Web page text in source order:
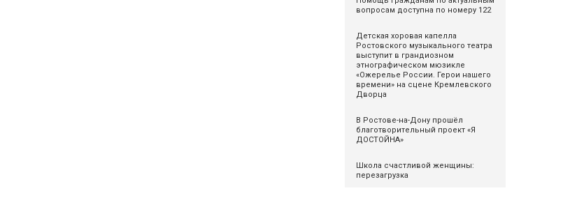
вопросам доступна по номеру 122
Детская хоровая капелла
Ростовского музыкального театра
выступит в грандиозном
этнографическом мюзикле
«Ожерелье России. Герои нашего
времени» на сцене Кремлевского
Дворца
В Ростове-на-Дону прошёл
благотворительный проект «Я
ДОСТОЙНА»
Школа счастливой женщины:
перезагрузка